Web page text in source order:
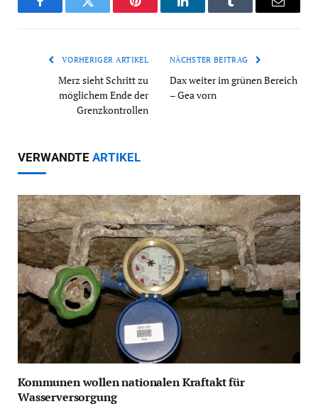
FacebookTwitter Pinterest LinkedInTumblr Email
VORHERIGER ARTIKEL
Merz sieht Schritt zu
möglichem Ende der
Grenzkontrollen
NÄCHSTER BEITRAG
Dax weiter im grünen Bereich
– Gea vorn
VERWANDTE ARTIKEL
Kommunen wollen nationalen Kraftakt für
Wasserversorgung